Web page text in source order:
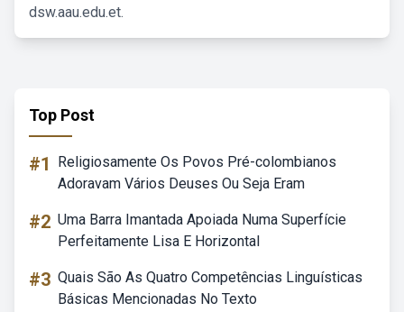
dsw.aau.edu.et.
Top Post
#1
Religiosamente Os Povos Pré-colombianos
Adoravam Vários Deuses Ou Seja Eram
#2 Uma Barra Imantada Apoiada Numa Superfície
Perfeitamente Lisa E Horizontal
#3 Quais São As Quatro Competências Linguísticas
Básicas Mencionadas No Texto